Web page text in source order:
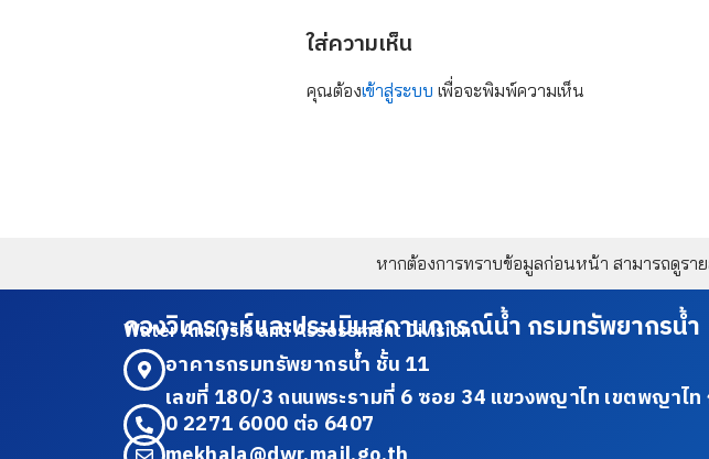
ใส่ความเห็น
คุณต้องเข้าสู่ระบบ เพื่อจะพิมพ์ความเห็น
หากต้องการทราบข้อมูลก่อนหน้า สามารถดูราย
กองวิเคราะห์และประเมินสถานการณ์น้ำ กรมทรัพยากรน้ำ
Water Analysis and Assessment Division
อาคารกรมทรัพยากรน้ำ ชั้น 11
เลขที่ 180/3 ถนนพระรามที่ 6 ซอย 34 แขวงพญาไท เขตพญาไ
0 2271 6000 ต่อ 6407